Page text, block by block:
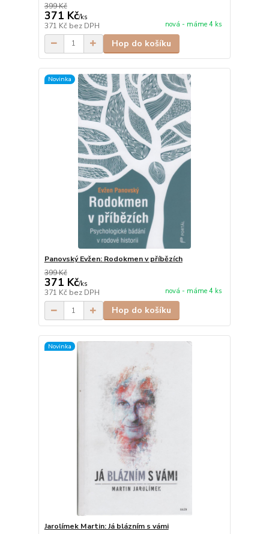
399 Kč
371 Kč/ks
371 Kč bez DPH nová - máme 4 ks
Hop do košíku
Novinka
Panovský Evžen: Rodokmen v příbězích
399 Kč
371 Kč/ks
371 Kč bez DPH nová - máme 4 ks
Hop do košíku
Novinka
Jarolímek Martin: Já blázním s vámi